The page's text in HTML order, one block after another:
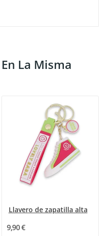
La Misma
Llavero de zapatilla alta
9,90 €